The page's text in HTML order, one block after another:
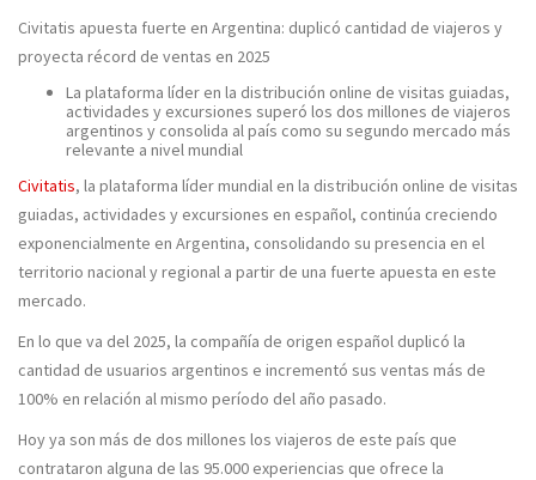
Civitatis apuesta fuerte en Argentina: duplicó cantidad de viajeros y
proyecta récord de ventas en 2025
La plataforma líder en la distribución online de visitas guiadas,
actividades y excursiones superó los dos millones de viajeros
argentinos y consolida al país como su segundo mercado más
relevante a nivel mundial
Civitatis, la plataforma líder mundial en la distribución online de visitas
guiadas, actividades y excursiones en español, continúa creciendo
exponencialmente en Argentina, consolidando su presencia en el
territorio nacional y regional a partir de una fuerte apuesta en este
mercado.
En lo que va del 2025, la compañía de origen español duplicó la
cantidad de usuarios argentinos e incrementó sus ventas más de
100% en relación al mismo período del año pasado.
Hoy ya son más de dos millones los viajeros de este país que
contrataron alguna de las 95.000 experiencias que ofrece la